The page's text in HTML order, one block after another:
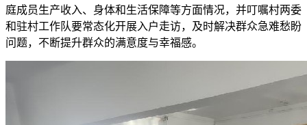
庭成员生产收入、身体和生活保障等方面情况，并叮嘱村两委
和驻村工作队要常态化开展入户走访，及时解决群众急难愁盼
问题，不断提升群众的满意度与幸福感。